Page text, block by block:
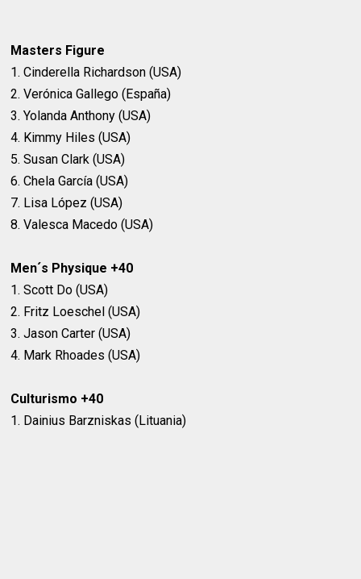
Masters Figure
1. Cinderella Richardson (USA)
2. Verónica Gallego (España)
3. Yolanda Anthony (USA)
4. Kimmy Hiles (USA)
5. Susan Clark (USA)
6. Chela García (USA)
7. Lisa López (USA)
8. Valesca Macedo (USA)
Men´s Physique +40
1. Scott Do (USA)
2. Fritz Loeschel (USA)
3. Jason Carter (USA)
4. Mark Rhoades (USA)
Culturismo +40
1. Dainius Barzniskas (Lituania)